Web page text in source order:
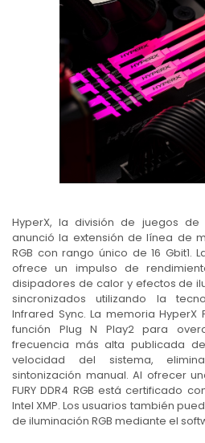
HyperX, la división de juegos de
anunció la extensión de línea de
RGB con rango único de 16 Gbit1.
ofrece un impulso de
disipadores de calor y efectos de
sincronizados utilizando la
Infrared Sync. La memoria HyperX
función Plug N Play2 para
frecuencia más alta publicada
velocidad del sistema,
sintonización manual. Al ofrecer
FURY DDR4 RGB está certificado
Intel XMP. Los usuarios también
de iluminación RGB mediante el